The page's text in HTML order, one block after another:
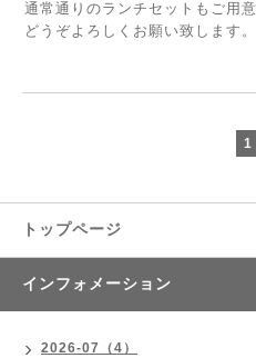
通常通りのランチセットもご用意
どうぞよろしくお願い致します。
1
トップページ
インフォメーション
2026-07（4）